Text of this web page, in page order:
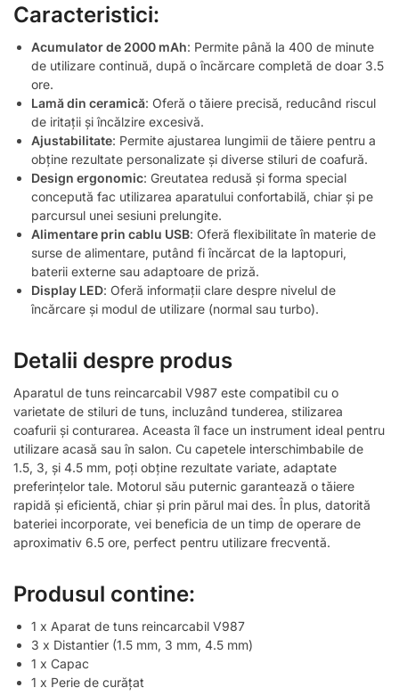
Caracteristici:
Acumulator de 2000 mAh: Permite până la 400 de minute
de utilizare continuă, după o încărcare completă de doar 3.5
ore.
Lamă din ceramică: Oferă o tăiere precisă, reducând riscul
de iritații și încălzire excesivă.
Ajustabilitate: Permite ajustarea lungimii de tăiere pentru a
obține rezultate personalizate și diverse stiluri de coafură.
Design ergonomic: Greutatea redusă și forma special
concepută fac utilizarea aparatului confortabilă, chiar și pe
parcursul unei sesiuni prelungite.
Alimentare prin cablu USB: Oferă flexibilitate în materie de
surse de alimentare, putând fi încărcat de la laptopuri,
baterii externe sau adaptoare de priză.
Display LED: Oferă informații clare despre nivelul de
încărcare și modul de utilizare (normal sau turbo).
Detalii despre produs
Aparatul de tuns reincarcabil V987 este compatibil cu o
varietate de stiluri de tuns, incluzând tunderea, stilizarea
coafurii și conturarea. Aceasta îl face un instrument ideal pentru
utilizare acasă sau în salon. Cu capetele interschimbabile de
1.5, 3, și 4.5 mm, poți obține rezultate variate, adaptate
preferințelor tale. Motorul său puternic garantează o tăiere
rapidă și eficientă, chiar și prin părul mai des. În plus, datorită
bateriei incorporate, vei beneficia de un timp de operare de
aproximativ 6.5 ore, perfect pentru utilizare frecventă.
Produsul contine:
1 x Aparat de tuns reincarcabil V987
3 x Distantier (1.5 mm, 3 mm, 4.5 mm)
1 x Capac
1 x Perie de curățat